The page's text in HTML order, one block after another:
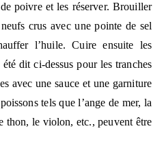
poivre et les réserver. Brouiller
crus avec une pointe de sel
l’huile. Cuire ensuite les
dit ci-dessus pour les tranches
avec une sauce et une garniture
tels que l’ange de mer, la
thon, le violon, etc., peuvent être